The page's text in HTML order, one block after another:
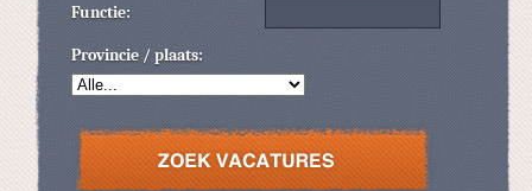
Functie:
Provincie / plaats: